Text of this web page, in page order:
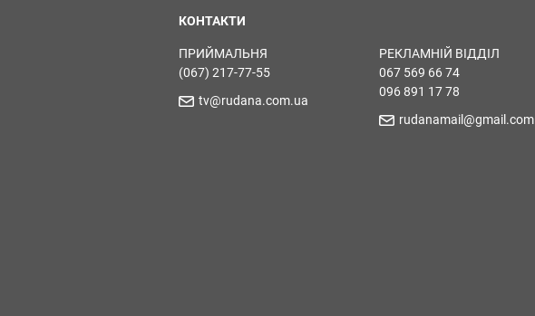
КОНТАКТИ
ПРИЙМАЛЬНЯ
(067) 217-77-55
tv@rudana.com.ua
РЕКЛАМНІЙ ВІДДІЛ
067 569 66 74
096 891 17 78
rudanamail@gmail.com